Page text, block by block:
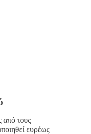
από τους
ευρέως